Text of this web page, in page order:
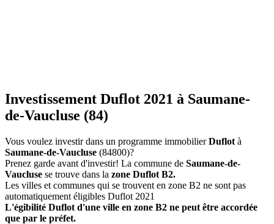
Investissement Duflot 2021 à Saumane-
de-Vaucluse (84)
Vous voulez investir dans un programme immobilierDuflot à
Saumane-de-Vaucluse (84800)?
Prenez garde avant d'investir! La commune de Saumane-de-
Vaucluse se trouve dans la zone Duflot B2.
Les villes et communes qui se trouvent en zone B2 ne sont pas
automatiquement éligibles Duflot 2021
L'égibilité Duflot d'une ville en zone B2 ne peut être accordée
que par le préfet.